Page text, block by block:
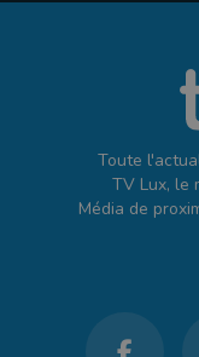
Toute
TV Lux, le
Média de